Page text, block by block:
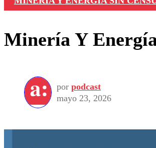
Minería Y
por podcast
mayo 23, 2026